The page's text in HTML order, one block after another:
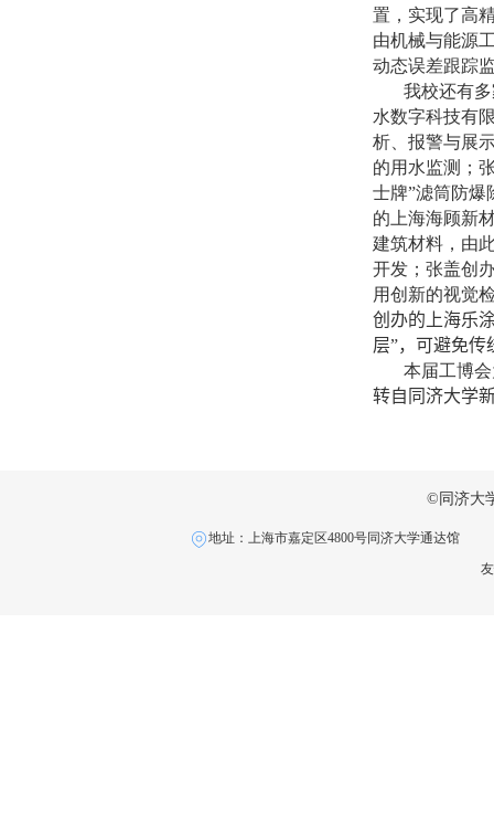
置，实现了高
由机械与能源
动态误差跟踪
我校还有
水数字科技有
析、报警与展
的用水监测；
士牌”滤筒防爆
的上海海顾新
建筑材料，由
开发；张盖创
用创新的视觉
创办的上海乐
层”，可避免
本届工博
转自同济大学
©同济大
地址：上海市嘉定区4800号同济大学通达馆